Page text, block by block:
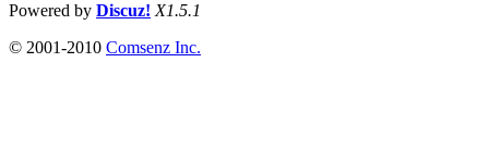
Powered by Discuz! X1.5.1
© 2001-2010 Comsenz Inc.